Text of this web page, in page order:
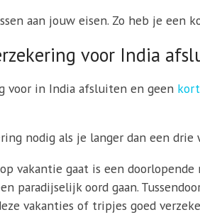
aan jouw eisen. Zo heb je een
voor India
voor in India afsluiten en geen
nodig als je langer dan een drie
vakantie gaat is een
paradijselijk oord gaan.
vakanties of tripjes goed